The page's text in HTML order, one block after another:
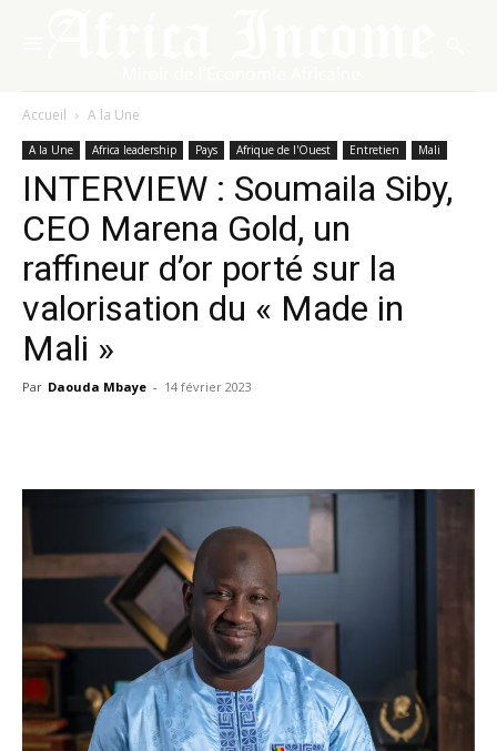
Accueil A la Une
A la Une Africa leadership Pays Afrique de l'Ouest Entretien Mali
INTERVIEW : Soumaila Siby,
CEO Marena Gold, un
raffineur d’or porté sur la
valorisation du « Made in
Mali »
Par Daouda Mbaye - 14 février 2023